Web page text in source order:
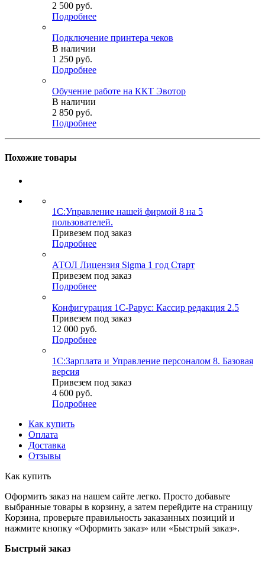
2 500 руб.
Подробнее
Подключение принтера чеков
В наличии
1 250 руб.
Подробнее
Обучение работе на ККТ Эвотор
В наличии
2 850 руб.
Подробнее
Похожие товары
1С:Управление нашей фирмой 8 на 5
пользователей.
Привезем под заказ
Подробнее
АТОЛ Лицензия Sigma 1 год Старт
Привезем под заказ
Подробнее
Конфигурация 1С-Рарус: Кассир редакция 2.5
Привезем под заказ
12 000 руб.
Подробнее
1С:Зарплата и Управление персоналом 8. Базовая
версия
Привезем под заказ
4 600 руб.
Подробнее
Как купить
Оплата
Доставка
Отзывы
Как купить
Оформить заказ на нашем сайте легко. Просто добавьте
выбранные товары в корзину, а затем перейдите на страницу
Корзина, проверьте правильность заказанных позиций и
нажмите кнопку «Оформить заказ» или «Быстрый заказ».
Быстрый заказ